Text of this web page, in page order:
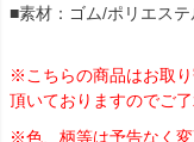
■素材：ゴム/ポリエス
※こちらの商品はお取
頂いておりますのでご了
※色、柄等は予告なく